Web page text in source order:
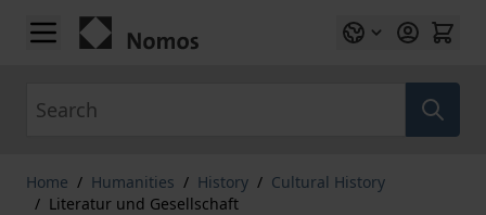
Skip to Content
Home / Humanities / History / Cultural History
/ Literatur und Gesellschaft